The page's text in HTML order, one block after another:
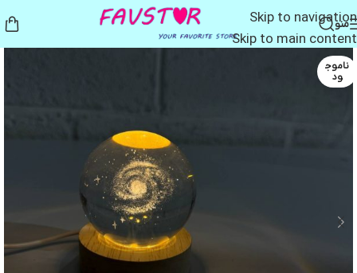
Skip to navigation
Skip to main content
منو
ناموج
ود